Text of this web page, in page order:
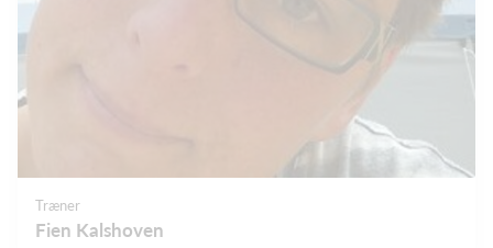
Træner
Fien Kalshoven